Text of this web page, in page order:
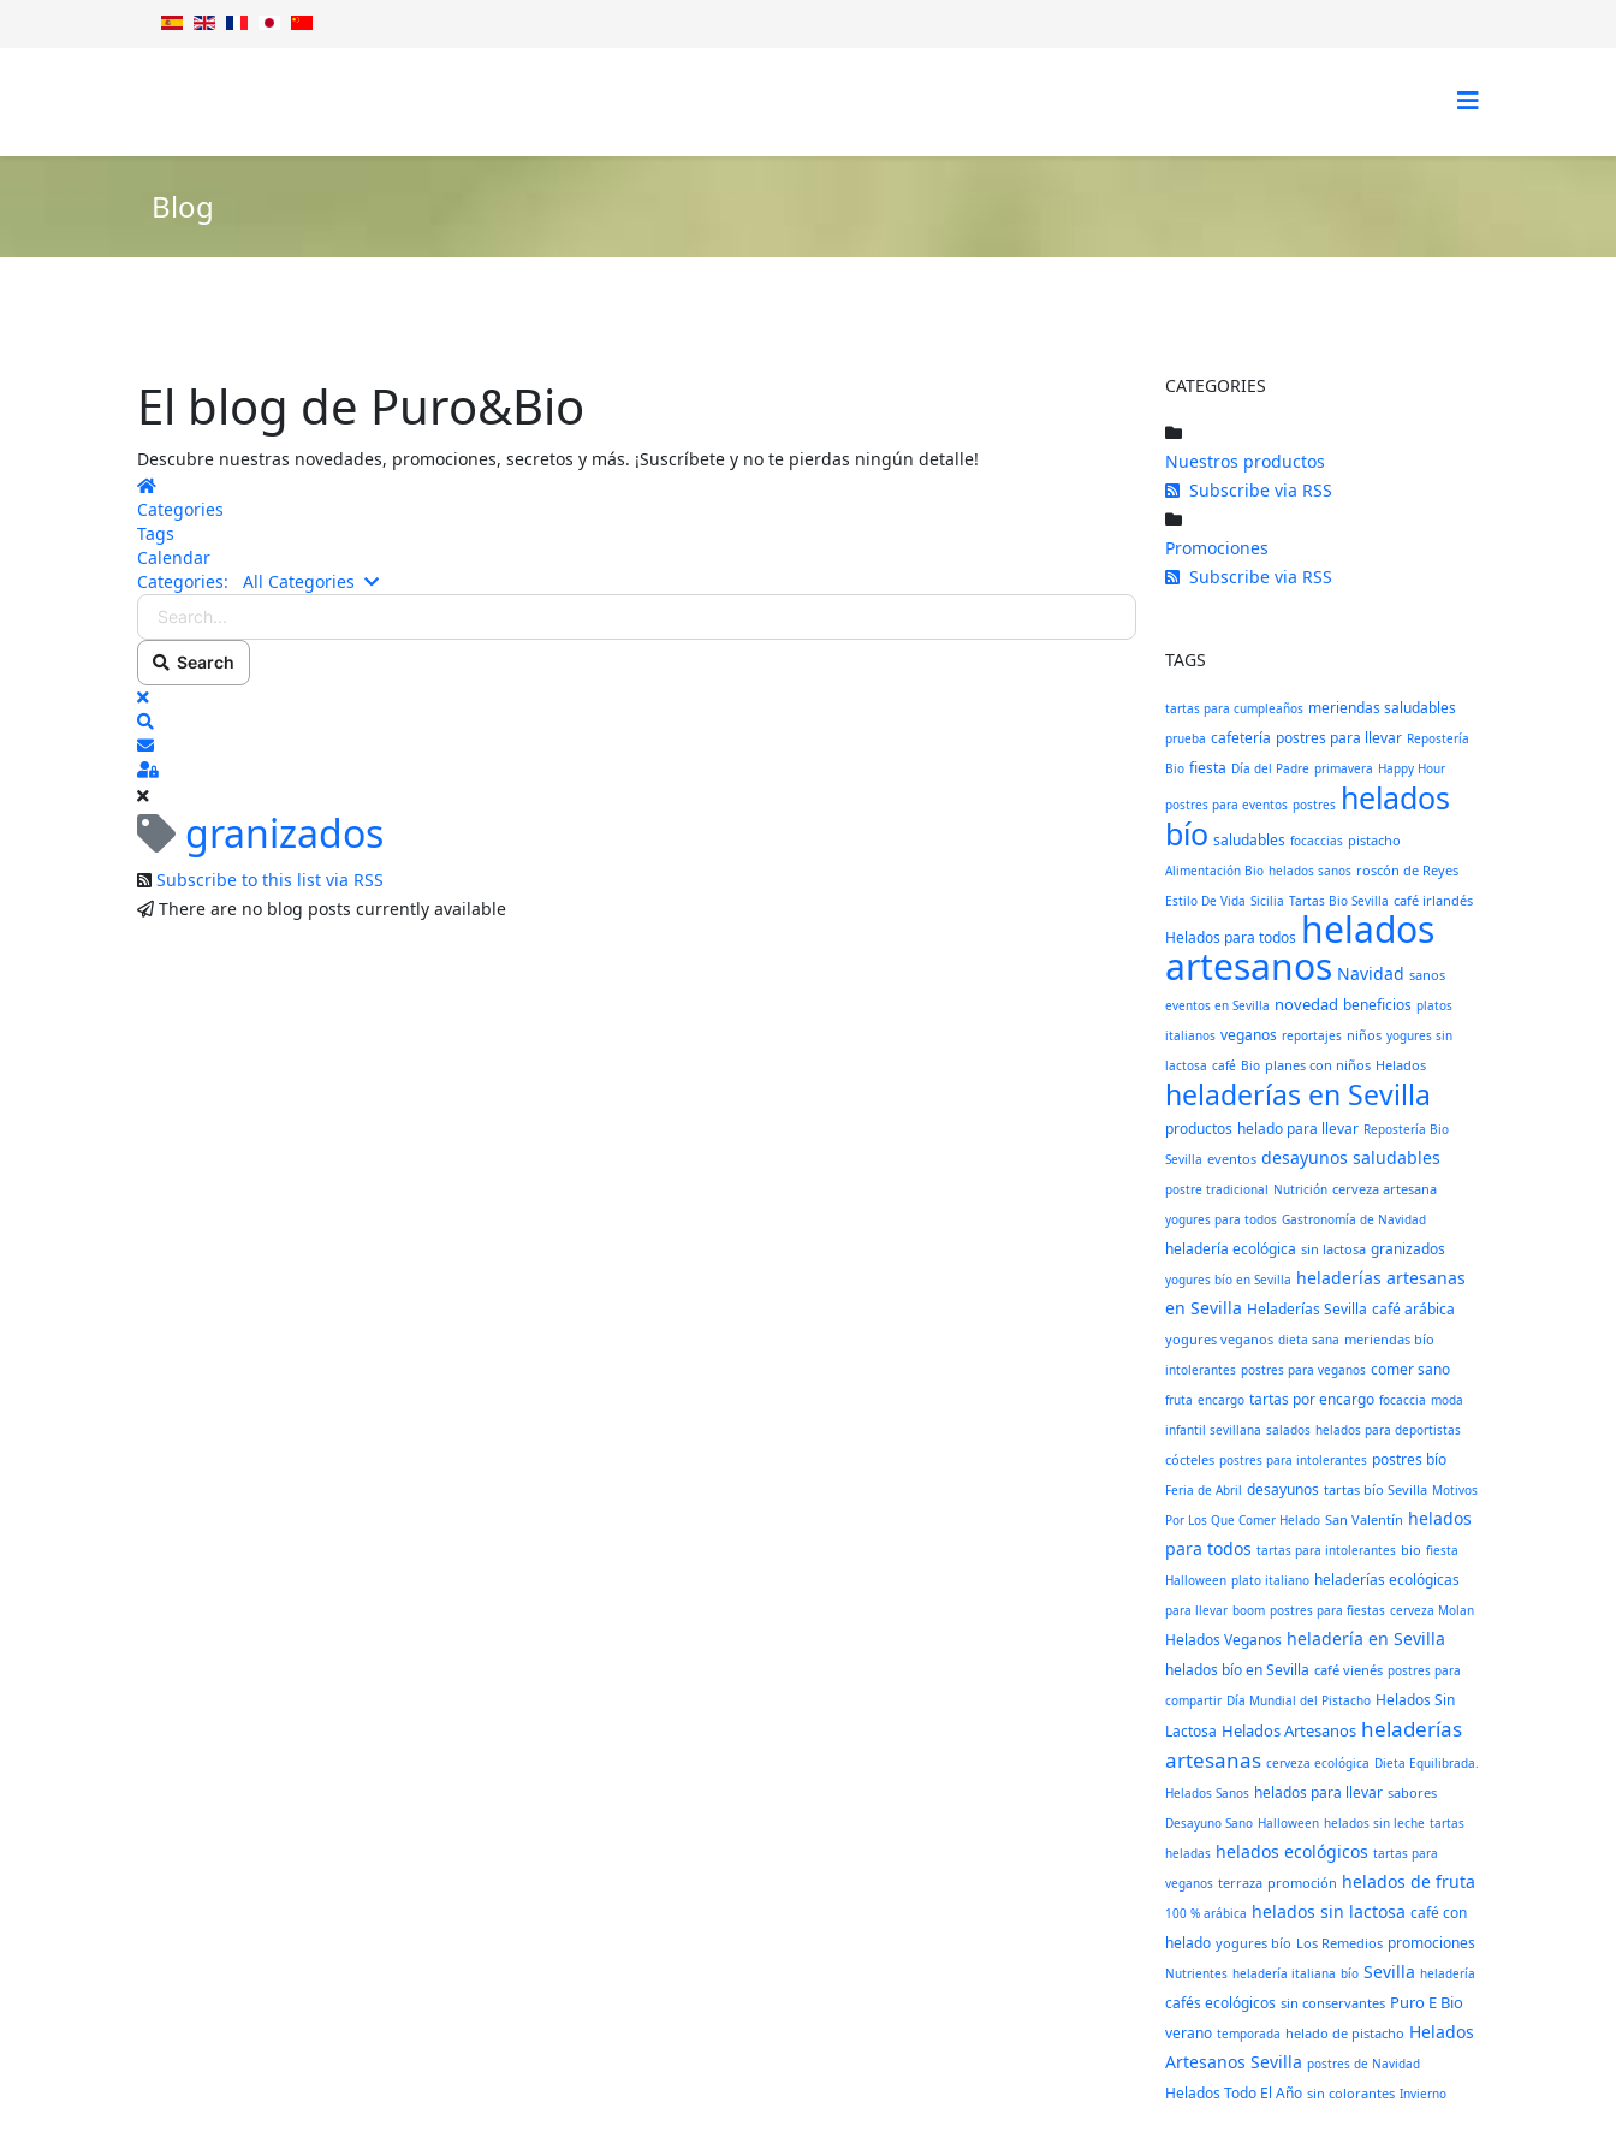
Blog
El blog de Puro&Bio
Descubre nuestras novedades, promociones, secretos y más. ¡Suscríbete y no te pierdas ningún detalle!
Home
Categories
Tags
Calendar
Categories:
All Categories Search...
Search
x
Subscribe to blog
Sign In
granizados
Subscribe to this list via RSS
There are no blog posts currently available
CATEGORIES
Nuestros productos
Subscribe via RSS
Promociones
Subscribe via RSS
TAGS
tartas para cumpleaños meriendas saludables
prueba cafetería postres para llevar Repostería
Bio fiesta Día del Padre primavera Happy Hour
postres para eventos postres helados
bío saludables focaccias pistacho
Alimentación Bio helados sanos roscón de Reyes
Estilo De Vida Sicilia Tartas Bio Sevilla café irlandés
Helados para todos helados
artesanos Navidad sanos
eventos en Sevilla novedad beneficios platos
italianos veganos reportajes niños yogures sin
lactosa café Bio planes con niños Helados
heladerías en Sevilla
productos helado para llevar Repostería Bio
Sevilla eventos desayunos saludables
postre tradicional Nutrición cerveza artesana
yogures para todos Gastronomía de Navidad
heladería ecológica sin lactosa granizados
yogures bío en Sevilla heladerías artesanas
en Sevilla Heladerías Sevilla café arábica
yogures veganos dieta sana meriendas bío
intolerantes postres para veganos comer sano
fruta encargo tartas por encargo focaccia moda
infantil sevillana salados helados para deportistas
cócteles postres para intolerantes postres bío
Feria de Abril desayunos tartas bío Sevilla Motivos
Por Los Que Comer Helado San Valentín helados
para todos tartas para intolerantes bio fiesta
Halloween plato italiano heladerías ecológicas
para llevar boom postres para fiestas cerveza Molan
Helados Veganos heladería en Sevilla
helados bío en Sevilla café vienés postres para
compartir Día Mundial del Pistacho Helados Sin
Lactosa Helados Artesanos heladerías
artesanas cerveza ecológica Dieta Equilibrada.
Helados Sanos helados para llevar sabores
Desayuno Sano Halloween helados sin leche tartas
heladas helados ecológicos tartas para
veganos terraza promoción helados de fruta
100 % arábica helados sin lactosa café con
helado yogures bío Los Remedios promociones
Nutrientes heladería italiana bío Sevilla heladería
cafés ecológicos sin conservantes Puro E Bio
verano temporada helado de pistacho Helados
Artesanos Sevilla postres de Navidad
Helados Todo El Año sin colorantes Invierno